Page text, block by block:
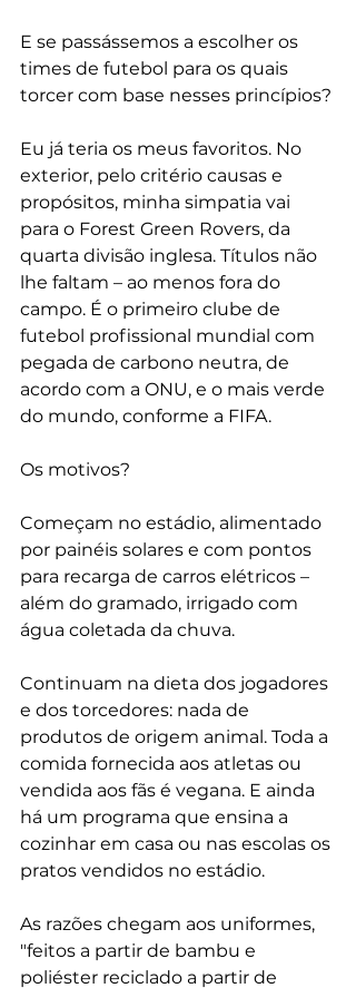
E se passássemos a escolher os
times de futebol para os quais
torcer com base nesses princípios?
Eu já teria os meus favoritos. No
exterior, pelo critério causas e
propósitos, minha simpatia vai
para o Forest Green Rovers, da
quarta divisão inglesa. Títulos não
lhe faltam – ao menos fora do
campo. É o primeiro clube de
futebol profissional mundial com
pegada de carbono neutra, de
acordo com a ONU, e o mais verde
do mundo, conforme a FIFA.
Os motivos?
Começam no estádio, alimentado
por painéis solares e com pontos
para recarga de carros elétricos –
além do gramado, irrigado com
água coletada da chuva.
Continuam na dieta dos jogadores
e dos torcedores: nada de
produtos de origem animal. Toda a
comida fornecida aos atletas ou
vendida aos fãs é vegana. E ainda
há um programa que ensina a
cozinhar em casa ou nas escolas os
pratos vendidos no estádio.
As razões chegam aos uniformes,
"feitos a partir de bambu e
poliéster reciclado a partir de